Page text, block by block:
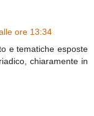
ore 13:34
e tematiche esposte
chiaramente in